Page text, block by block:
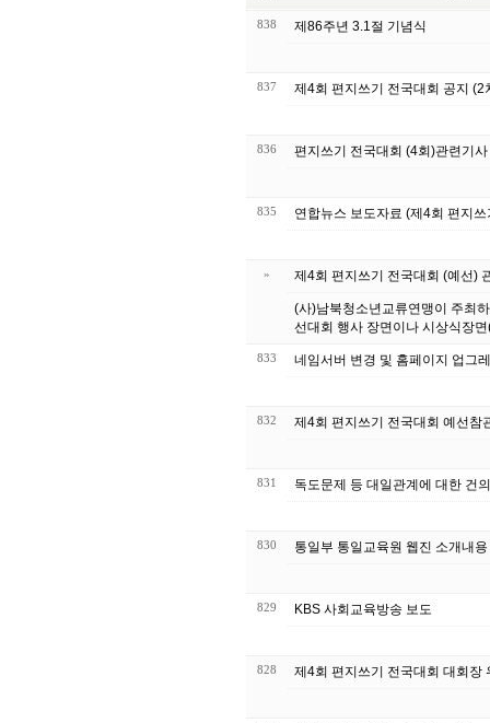
838 제86주년 3.1절 기념식
837 제4회 편지쓰기 전국대회 공지 (2
836 편지쓰기 전국대회 (4회)관련기사
835 연합뉴스 보도자료 (제4회 편지
» 제4회 편지쓰기 전국대회 (예선)
(사)남북청소년교류연맹이 주최
선대회 행사 장면이나 시상식장
833 네임서버 변경 및 홈페이
832 제4회 편지쓰기 전국대회 예선참
831 독도문제 등 대일관계에 대한 건
830 통일부 통일교육원 웹진 소개내용
829 KBS 사회교육방송 보도
828 제4회 편지쓰기 전국대회 대회장